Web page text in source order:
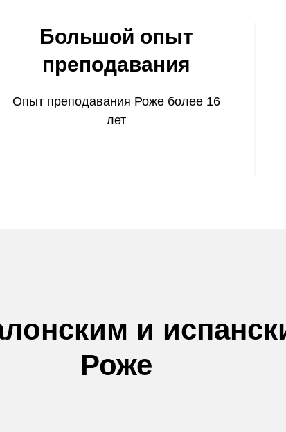
Большой опыт
преподавания
Опыт преподавания Роже более 16
лет
и
Роже